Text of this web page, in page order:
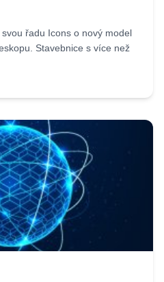
řadu Icons o nový model
Stavebnice s více než